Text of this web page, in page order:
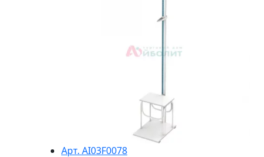
Арт. AI03F0078